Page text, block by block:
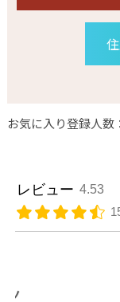
お気に入り登録人数
レビュー 4.53